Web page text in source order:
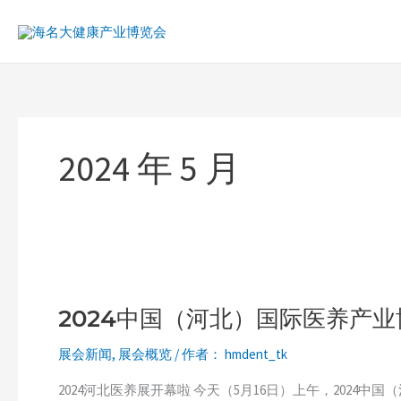
2024 年 5 月
2024中国（河北）国际医养产
展会新闻, 展会概览 / 作者： hmdent_tk
2024河北医养展开幕啦 今天（5月16日）上午，2024中
国
北）